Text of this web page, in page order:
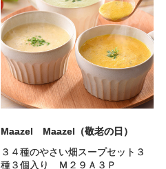
Maazel Maazel（敬老の日）
３４種のやさい畑スープセット３
種３個入り Ｍ２９Ａ３Ｐ